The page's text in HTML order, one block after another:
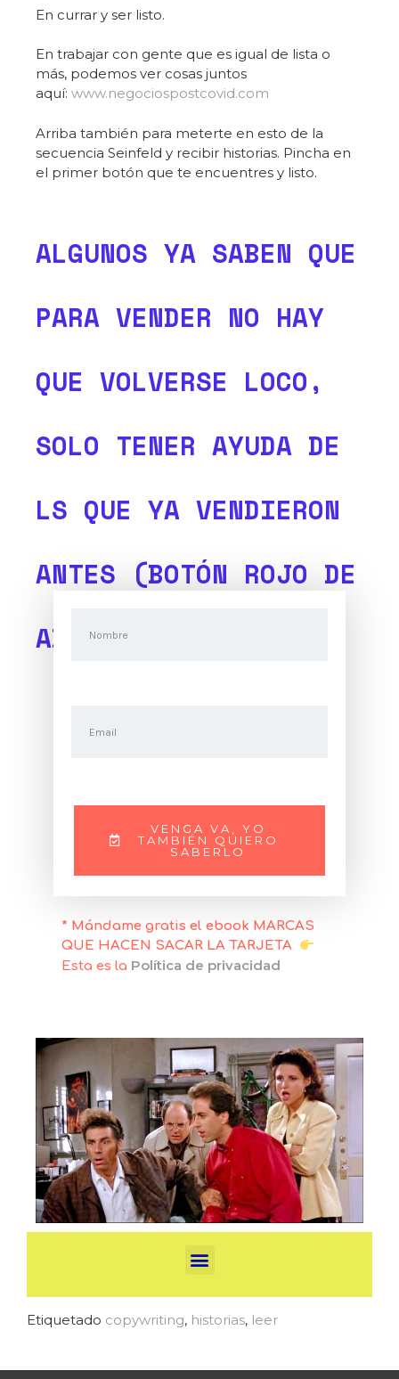
En currar y ser listo.
En trabajar con gente que es igual de lista o
más, podemos ver cosas juntos
aquí: www.negociospostcovid.com
Arriba también para meterte en esto de la
secuencia Seinfeld y recibir historias. Pincha en
el primer botón que te encuentres y listo.
ALGUNOS YA SABEN QUE
PARA VENDER NO HAY
QUE VOLVERSE LOCO,
SOLO TENER AYUDA DE
LS QUE YA VENDIERON
ANTES (BOTÓN ROJO DE
ABAJO)
VENGA VA, YO
TAMBIÉN QUIERO
SABERLO
* Mándame gratis el ebook MARCAS
QUE HACEN SACAR LA TARJETA
Esta es la Política de privacidad
Etiquetado copywriting, historias, leer